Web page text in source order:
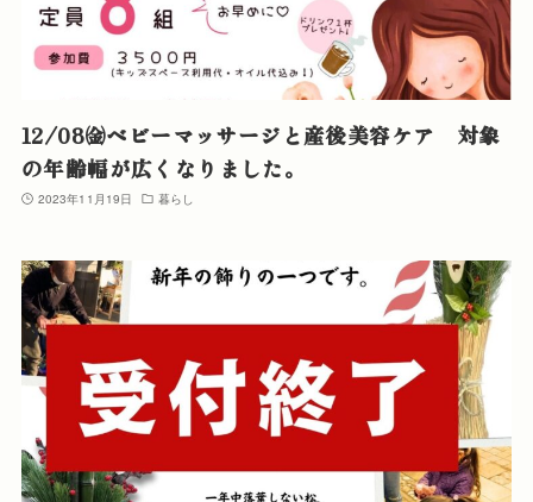
12/08㈮ベビーマッサージと産後美容ケア 対象
の年齢幅が広くなりました。
2023年11月19日 暮らし